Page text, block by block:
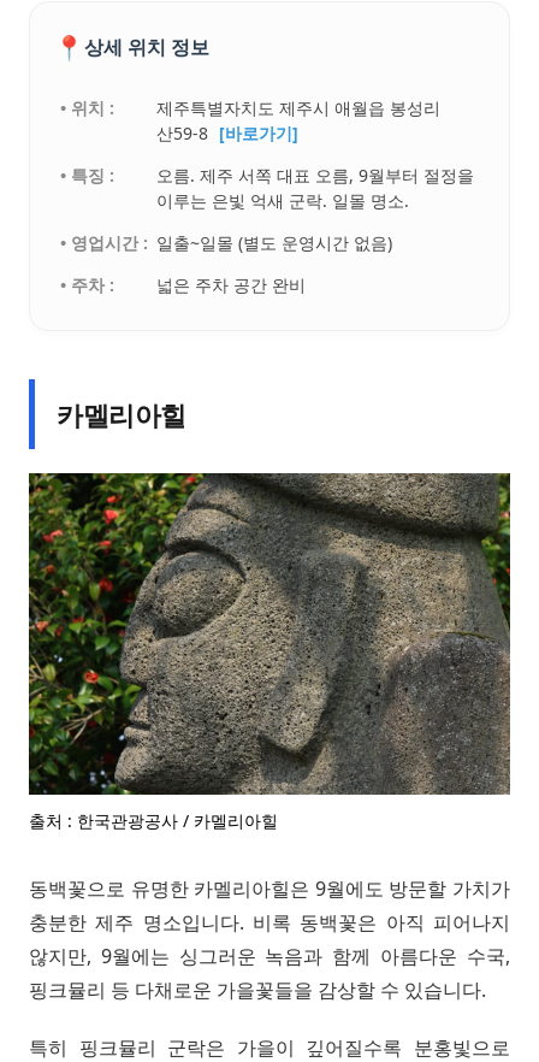
📍 상세 위치 정보
• 위치 :
제주특별자치도 제주시 애월읍 봉성리
산59-8 [바로가기]
• 특징 :
오름. 제주 서쪽 대표 오름, 9월부터 절정을
이루는 은빛 억새 군락. 일몰 명소.
• 영업시간 : 일출~일몰 (별도 운영시간 없음)
• 주차 :
넓은 주차 공간 완비
카멜리아힐
출처 : 한국관광공사 / 카멜리아힐
동백꽃으로 유명한 카멜리아힐은 9월에도 방문할 가치가
충분한 제주 명소입니다. 비록 동백꽃은 아직 피어나지
않지만, 9월에는 싱그러운 녹음과 함께 아름다운 수국,
핑크뮬리 등 다채로운 가을꽃들을 감상할 수 있습니다.
특히 핑크뮬리 군락은 가을이 깊어질수록 분홍빛으로